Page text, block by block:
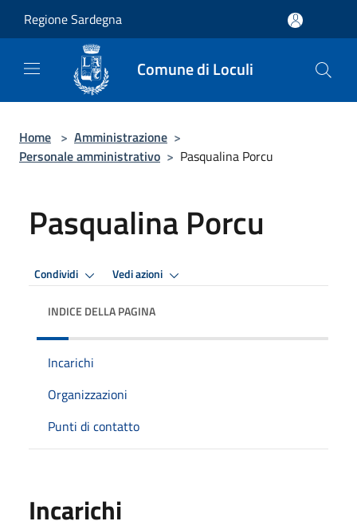
Regione Sardegna
Comune di Loculi
Home > Amministrazione >
Personale amministrativo > Pasqualina Porcu
Pasqualina Porcu
Condividi Vedi azioni
INDICE DELLA PAGINA
Incarichi
Organizzazioni
Punti di contatto
Incarichi